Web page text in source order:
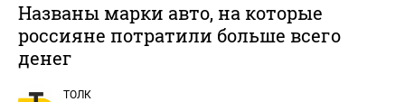
Названы марки авто, на которые
россияне потратили больше всего
денег
ТОЛК